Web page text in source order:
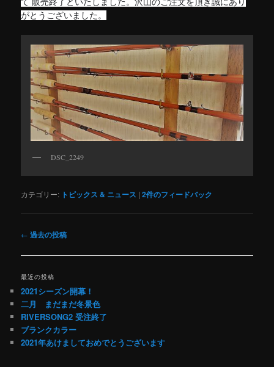
がとうございました。
DSC_2249
カテゴリー: トピックス & ニュース |2件のフィードバック
投
ナ
ゲ
ー
シ
ョ
ン
← 過去の投稿
最近の投稿
2021シーズン開幕！
二月 まだまだ冬景色
RIVERSONG2 受注終了
ブランクカラー
2021年あけましておめでとうございます